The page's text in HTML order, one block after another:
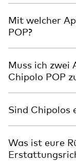
Mit welcher
POP?
Muss ich zwei
Chipolo POP
Sind Chipolos
Was ist eure